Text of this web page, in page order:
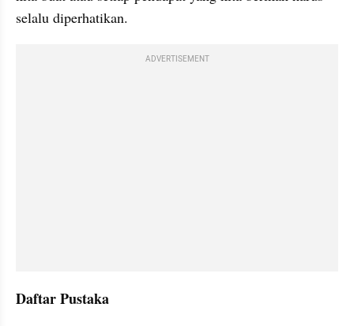
selalu diperhatikan.
ADVERTISEMENT
Daftar Pustaka